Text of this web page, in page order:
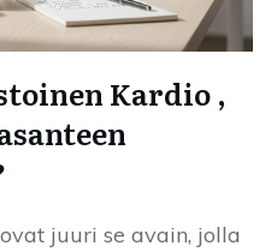
Kardio ,
juuri se avain, jolla